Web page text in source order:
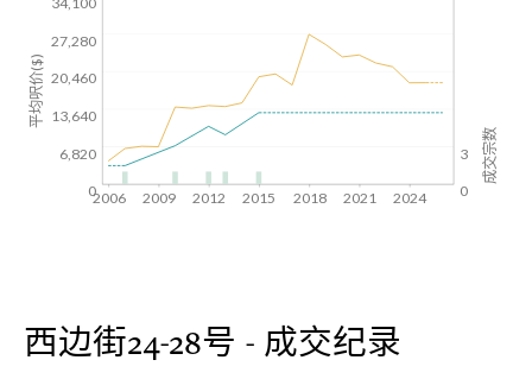
3
0
2006 2009 2012 2015 2018 2021 2024
成交宗数
27,280
20,460
13,640
6,820
0
平均呎价($)
西边街24-28号 - 成交纪录